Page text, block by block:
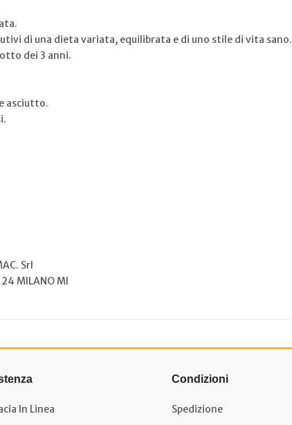
di una dieta variata, equilibrata e di uno stile di vita sano.
dei 3 anni.
asciutto.
Srl
MILANO MI
In Linea
Condizioni
Spedizione